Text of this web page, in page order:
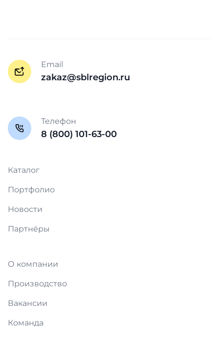
Email
zakaz@sblregion.ru
Телефон
8 (800) 101-63-00
Каталог
Портфолио
Новости
Партнёры
О компании
Производство
Вакансии
Команда